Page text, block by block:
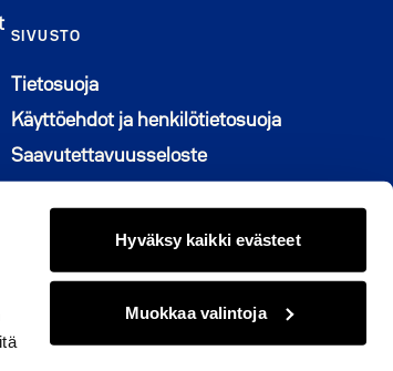
Hyväksy kaikki evästeet
Muokkaa valintoja
SIVUSTO
Tietosuoja
Käyttöehdot ja henkilötietosuoja
Saavutettavuusseloste